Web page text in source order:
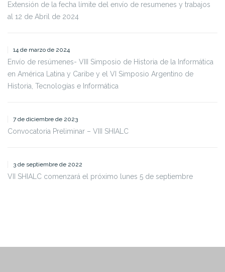
Extensión de la fecha límite del envío de resumenes y trabajos
al 12 de Abril de 2024
14 de marzo de 2024
Envío de resúmenes- VIII Simposio de Historia de la Informática
en América Latina y Caribe y el VI Simposio Argentino de
Historia, Tecnologías e Informática
7 de diciembre de 2023
Convocatoria Preliminar – VIII SHIALC
3 de septiembre de 2022
VII SHIALC comenzará el próximo lunes 5 de septiembre